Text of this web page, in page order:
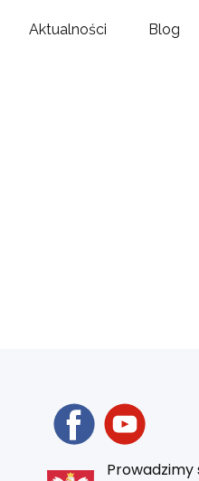
Aktualności Blog
Prowadzimy